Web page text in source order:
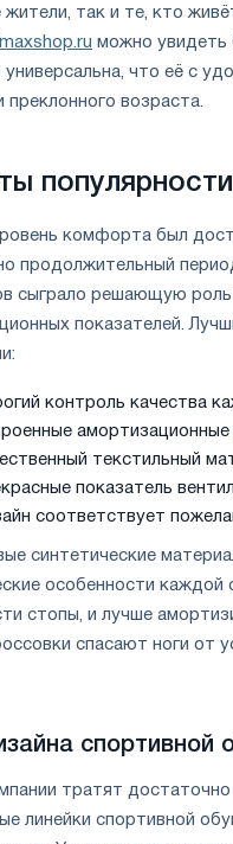
жители, так и те, кто
можно увидеть
универсальна, что её с
преклонного возраста.
популярности
комфорта был
продолжительный
сыграло решающую
показателей.
контроль качества
амортизационные
текстильный
показатель
соответствует
синтетические
особенности каждой
стопы, и лучше
спасают ноги от
спортивной
тратят
линейки спортивной